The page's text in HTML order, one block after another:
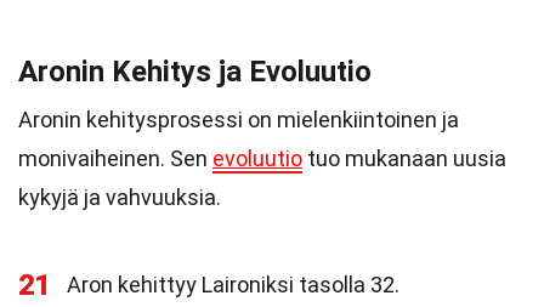
Aronin Kehitys ja Evoluutio
Aronin kehitysprosessi on mielenkiintoinen ja
monivaiheinen. Sen evoluutio tuo mukanaan uusia
kykyjä ja vahvuuksia.
21 Aron kehittyy Laironiksi tasolla 32.